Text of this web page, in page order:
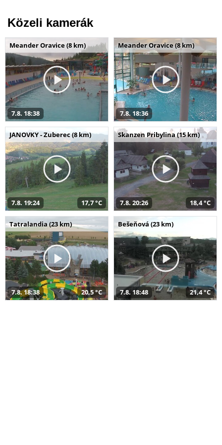
Közeli kamerák
Meander Oravice (8 km)
7.8. 18:38
Meander Oravice (8 km)
7.8. 18:36
JANOVKY - Zuberec (8 km)
7.8. 19:24 17,7 °C
Skanzen Pribylina (15 km)
7.8. 20:26 18,4 °C
Tatralandia (23 km)
7.8. 18:38 20,5 °C
Bešeňová (23 km)
7.8. 18:48 21,4 °C